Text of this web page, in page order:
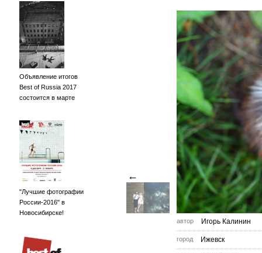
Объявление итогов
Best of Russia 2017
состоится в марте
"Лучшие фотографии
России-2016" в
Новосибирске!
←
автор Игорь Калинин
город Ижевск